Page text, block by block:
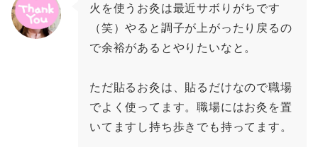
火を使うお灸は最近サボりがちです
（笑）やると調子が上がったり戻るの
で余裕があるとやりたいなと。
ただ貼るお灸は、貼るだけなので職場
でよく使ってます。職場にはお灸を置
いてますし持ち歩きでも持ってます。